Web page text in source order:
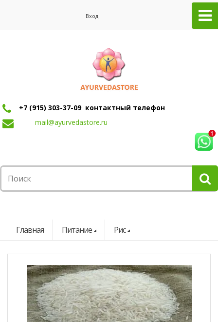
Вход
+7 (915) 303-37-09 контактный телефон
mail@ayurvedastore.ru
Главная Питание Рис